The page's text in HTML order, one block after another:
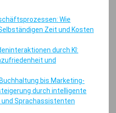
Wie
Zeit und Kosten
durch KI:
und
bis Marketing-
durch intelligente
Sprachassistenten